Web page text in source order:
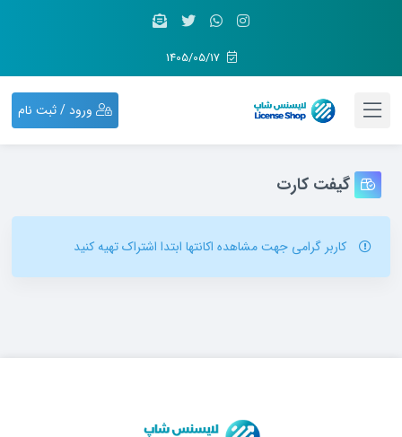
1405/05/17
ورود / ثبت نام
گیفت کارت
کاربر گرامی جهت مشاهده اکانتها ابتدا اشتراک تهیه کنید